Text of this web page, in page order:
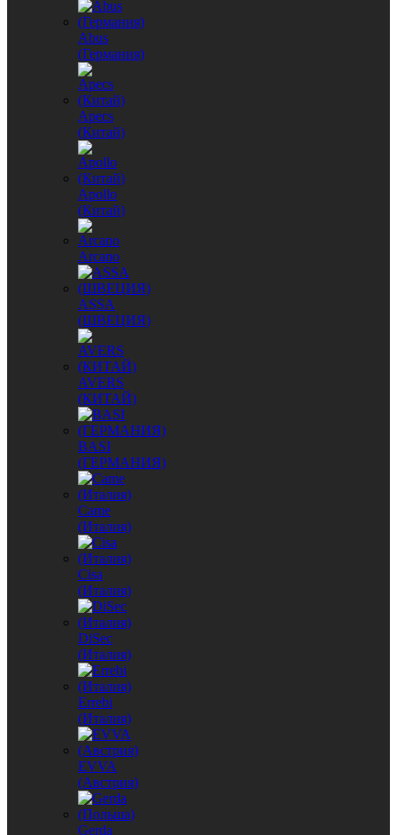
Abus
(Германия)
Apecs
(Китай)
Apollo
(Китай)
Arcano
ASSA
(ШВЕЦИЯ)
AVERS
(КИТАЙ)
BASI
(ГЕРМАНИЯ)
Came
(Италия)
Cisa
(Италия)
DiSec
(Италия)
Errebi
(Италия)
EVVA
(Австрия)
Gerda